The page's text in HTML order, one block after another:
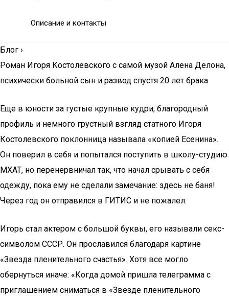
Описание и контакты
Блог ›
Роман Игоря Костолевского с самой музой Алена Делона,
психически больной сын и развод спустя 20 лет брака
Еще в юности за густые крупные кудри, благородный
профиль и немного грустный взгляд статного Игоря
Костолевского поклонница называла «копией Есенина».
Он поверил в себя и попытался поступить в школу-студию
МХАТ, но перенервничал так, что начал срывать с себя
одежду, пока ему не сделали замечание: здесь не баня!
Через год он отправился в ГИТИС и не пожалел.
Игорь стал актером с большой буквы, его называли секс-
символом СССР. Он прославился благодаря картине
«Звезда пленительного счастья». Хотя все могло
обернуться иначе: «Когда домой пришла телеграмма с
приглашением сниматься в «Звезде пленительного